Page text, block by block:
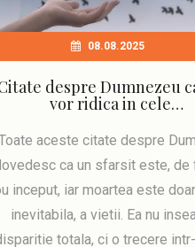
08.08.2025
despre Dumnezeu
vor ridica in cele…
aceste citate despre
ca un sfarsit este, de
inceput, iar moartea este
inevitabila, a vietii. Ea nu
totala, ci o trecere